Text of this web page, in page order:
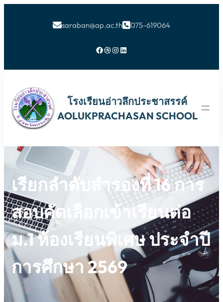
saraban@ap.ac.th075-619064
Facebook Dribbble Instagram LinkedIn
โรงเรียนอ่าวลึกประชาสรรค์
AOLUKPRACHASAN SCHOOL
เรียกลำดับสำรองที่ 16 การ
สอบคัดเลือกเข้าเรียนต่อ
ม.1 ห้องเรียนพิเศษ ประจำปี
การศึกษา 2569